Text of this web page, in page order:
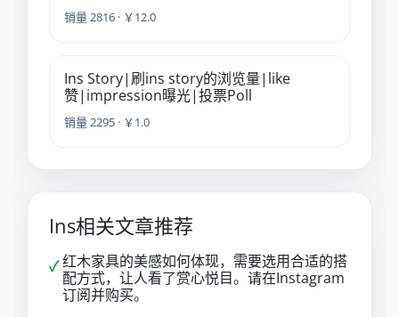
销量 2816 · ￥12.0
Ins Story|刷ins story的浏览量|like
赞|impression曝光|投票Poll
销量 2295 · ￥1.0
Ins相关文章推荐
✓红木家具的美感如何体现，需要选用合适的搭
配方式，让人看了赏心悦目。请在Instagram
订阅并购买。